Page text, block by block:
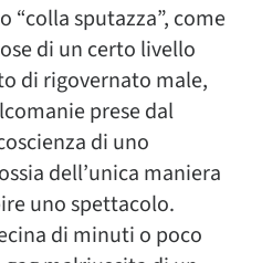
“colla sputazza”, come
di un certo livello
di rigovernato male,
prese dal
di uno
dell’unica maniera
uno spettacolo.
di minuti o poco